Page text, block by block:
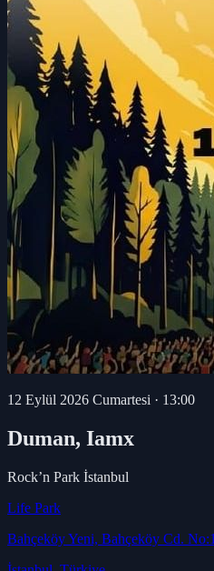
12 Eylül 2026 Cumartesi · 13:00
Duman, Iamx
Rock’n Park İstanbul
Life Park
Bahçeköy Yeni, Bahçeköy Cd.